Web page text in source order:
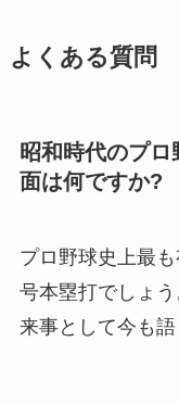
よくある質問
昭和時代のプ
面は何ですか?
プロ野球史上最
号本塁打でしょ
来事として今も語